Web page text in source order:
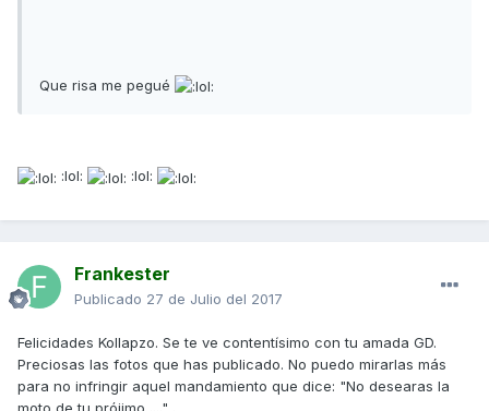
Que risa me pegué
:lol: :lol:
Frankester
Publicado 27 de Julio del 2017
Felicidades Kollapzo. Se te ve contentísimo con tu amada GD.
Preciosas las fotos que has publicado. No puedo mirarlas más
para no infringir aquel mandamiento que dice: "No desearas la